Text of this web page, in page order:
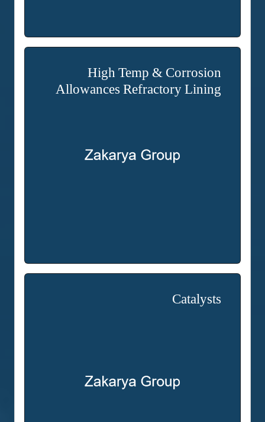
High Temp & Corrosion
Allowances Refractory Lining
Catalysts